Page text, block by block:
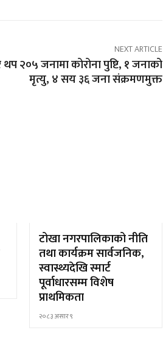
NEXT ARTICLE
२०५ जनामा कोरोना पुष्टि, १ जनाको
मृत्यु, ४ सय ३६ जना संक्रमणमुक्त
टोखा नगरपालिकाको नीति
तथा कार्यक्रम सार्वजनिक,
स्वास्थ्यदेखि स्मार्ट
पूर्वाधारसम्म विशेष
प्राथमिकता
२०८३ असार ९